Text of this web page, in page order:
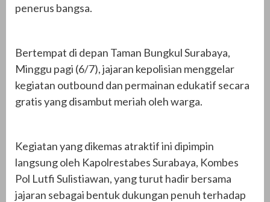
penerus bangsa.
Bertempat di depan Taman Bungkul Surabaya,
Minggu pagi (6/7), jajaran kepolisian menggelar
kegiatan outbound dan permainan edukatif secara
gratis yang disambut meriah oleh warga.
Kegiatan yang dikemas atraktif ini dipimpin
langsung oleh Kapolrestabes Surabaya, Kombes
Pol Lutfi Sulistiawan, yang turut hadir bersama
jajaran sebagai bentuk dukungan penuh terhadap